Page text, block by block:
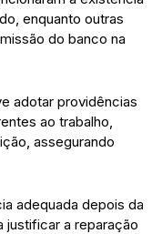
enquanto outras
do banco na
adotar providências
ao trabalho,
assegurando
adequada depois da
justificar a reparação